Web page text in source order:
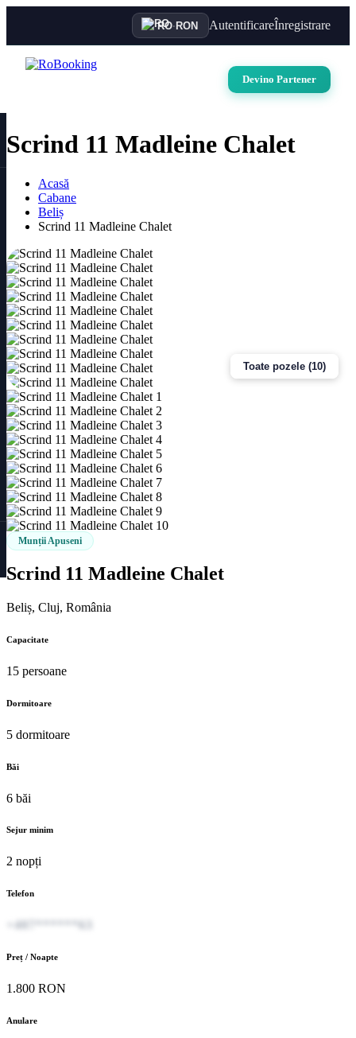
RO·RON AutentificareÎnregistrare
Devino Partener
Scrind 11 Madleine Chalet
Acasă
Cabane
Beliș
Scrind 11 Madleine Chalet
Toate pozele (10)
Munții Apuseni
Scrind 11 Madleine Chalet
Beliș, Cluj, România
Capacitate
15 persoane
Dormitoare
5 dormitoare
Băi
6 băi
Sejur minim
2 nopți
Telefon
+407******63
Preț / Noapte
1.800 RON
Anulare